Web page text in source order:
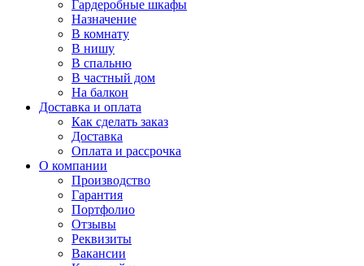
Гардеробные шкафы
Назначение
В комнату
В нишу
В спальню
В частный дом
На балкон
Доставка и оплата
Как сделать заказ
Доставка
Оплата и рассрочка
О компании
Производство
Гарантия
Портфолио
Отзывы
Реквизиты
Вакансии